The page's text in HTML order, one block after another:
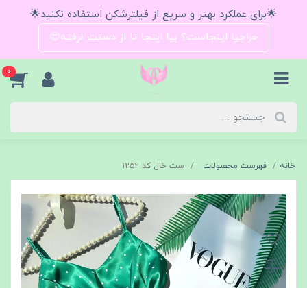
🌟برای عملکرد بهتر و سریع از فیلترشکن استفاده نکنید🌟
حراجیا اینجاست؟ بیا اینجا تا از دستت نرفته😍
0
خانه فهرست محصولات ست خال کد ۱۲۵۲